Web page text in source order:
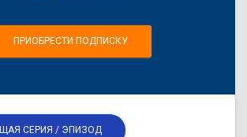
ПРИОБРЕСТИ ПОДПИСКУ
СЕРИЯ / ЭПИЗОД